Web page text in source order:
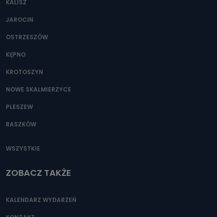
Można to zrobić pod numerem telefonu 62 735-51-05 lub
KALISZ
JAROCIN
OSTRZESZÓW
KĘPNO
KROTOSZYN
NOWE SKALMIERZYCE
PLESZEW
RASZKÓW
WSZYSTKIE
ZOBACZ TAKŻE
KALENDARZ WYDARZEŃ